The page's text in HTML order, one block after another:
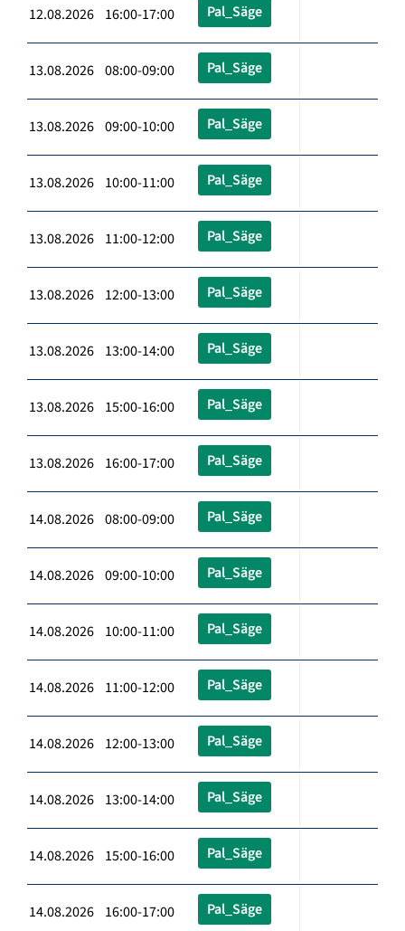
12.08.2026 16:00-17:00 Pal_Säge
13.08.2026 08:00-09:00 Pal_Säge
13.08.2026 09:00-10:00 Pal_Säge
13.08.2026 10:00-11:00 Pal_Säge
13.08.2026 11:00-12:00 Pal_Säge
13.08.2026 12:00-13:00 Pal_Säge
13.08.2026 13:00-14:00 Pal_Säge
13.08.2026 15:00-16:00 Pal_Säge
13.08.2026 16:00-17:00 Pal_Säge
14.08.2026 08:00-09:00 Pal_Säge
14.08.2026 09:00-10:00 Pal_Säge
14.08.2026 10:00-11:00 Pal_Säge
14.08.2026 11:00-12:00 Pal_Säge
14.08.2026 12:00-13:00 Pal_Säge
14.08.2026 13:00-14:00 Pal_Säge
14.08.2026 15:00-16:00 Pal_Säge
14.08.2026 16:00-17:00 Pal_Säge